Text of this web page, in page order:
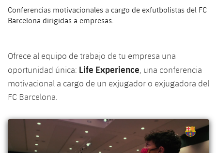
Junta directiva
Áreas de actividad
Presidentes
plusicon
más
Historia
Noticias
Alianzas
plusicon
más
Ayudas a exfutbolistas del FC Barcelona
Peñas FC Barcelona
Residencias para la Gente Mayor
plusicon
más
Estatutos
Código ético
plusicon
más
Cursos
Beca formativa
Conferencias motivacionales a cargo de exfutbolistas del FC
Barcelona dirigidas a empresas.
Ofrece al equipo de trabajo de tu empresa una
oportunidad única: Life Experience, una conferencia
motivacional a cargo de un exjugador o exjugadora del
FC Barcelona.